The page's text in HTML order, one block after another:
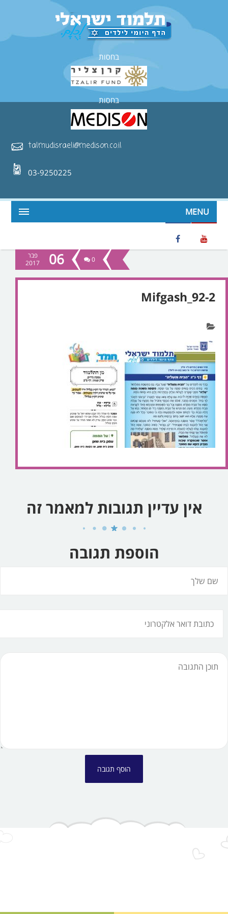
בחסות
בחסות
talmudisraeli@medison.co.il
03-9250225
MENU
06
פבר
2017
0
Mifgash_92-2
אין עדיין תגובות למאמר זה
הוספת תגובה